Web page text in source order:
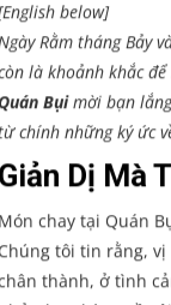
below]
Rằm tháng Bảy
còn là khoảnh khắc
Quán Bụi mời bạn
từ chính những ký ức
Giản Dị Mà
Món chay tại Quán
Chúng tôi tin rằng,
chân thành, ở tình